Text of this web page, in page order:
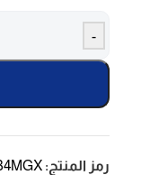
-
رمز المنتج: